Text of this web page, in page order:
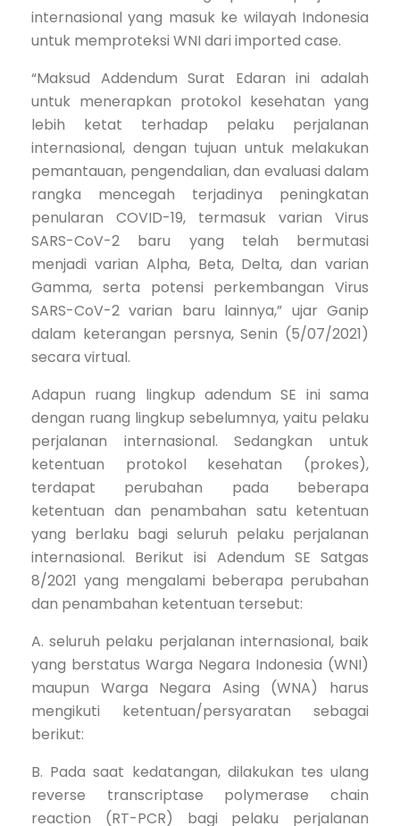
internasional yang masuk ke wilayah Indonesia
untuk memproteksi WNI dari imported case.
“Maksud Addendum Surat Edaran ini adalah
untuk menerapkan protokol kesehatan yang
lebih ketat terhadap pelaku perjalanan
internasional, dengan tujuan untuk melakukan
pemantauan, pengendalian, dan evaluasi dalam
rangka mencegah terjadinya peningkatan
penularan COVID-19, termasuk varian Virus
SARS-CoV-2 baru yang telah bermutasi
menjadi varian Alpha, Beta, Delta, dan varian
Gamma, serta potensi perkembangan Virus
SARS-CoV-2 varian baru lainnya,” ujar Ganip
dalam keterangan persnya, Senin (5/07/2021)
secara virtual.
Adapun ruang lingkup adendum SE ini sama
dengan ruang lingkup sebelumnya, yaitu pelaku
perjalanan internasional. Sedangkan untuk
ketentuan protokol kesehatan (prokes),
terdapat perubahan pada beberapa
ketentuan dan penambahan satu ketentuan
yang berlaku bagi seluruh pelaku perjalanan
internasional. Berikut isi Adendum SE Satgas
8/2021 yang mengalami beberapa perubahan
dan penambahan ketentuan tersebut:
A. seluruh pelaku perjalanan internasional, baik
yang berstatus Warga Negara Indonesia (WNI)
maupun Warga Negara Asing (WNA) harus
mengikuti ketentuan/persyaratan sebagai
berikut:
B. Pada saat kedatangan, dilakukan tes ulang
reverse transcriptase polymerase chain
reaction (RT-PCR) bagi pelaku perjalanan